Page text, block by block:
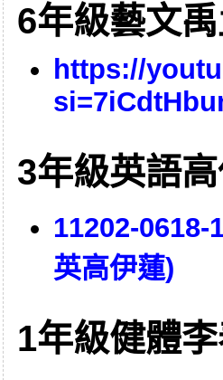
6年級藝文
https://
3年級英語
11202-0618-
英高伊蓮)
1年級健體